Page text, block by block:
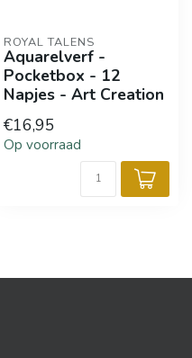
ROYAL TALENS
Aquarelverf -
Pocketbox - 12
Napjes - Art Creation
€16,95
Op voorraad